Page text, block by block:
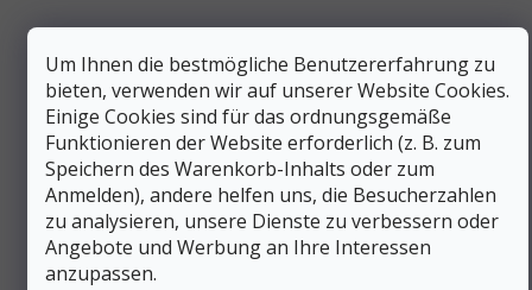
Um Ihnen die bestmögliche Benutzererfahrung zu
bieten, verwenden wir auf unserer Website Cookies.
Einige Cookies sind für das ordnungsgemäße
Funktionieren der Website erforderlich (z. B. zum
Speichern des Warenkorb-Inhalts oder zum
Anmelden), andere helfen uns, die Besucherzahlen
zu analysieren, unsere Dienste zu verbessern oder
Angebote und Werbung an Ihre Interessen
anzupassen.